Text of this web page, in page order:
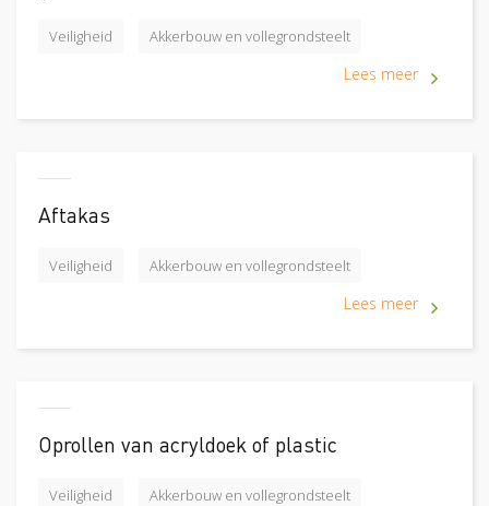
Veiligheid Akkerbouw en vollegrondsteelt
Lees meer
Aftakas
Veiligheid Akkerbouw en vollegrondsteelt
Lees meer
Oprollen van acryldoek of plastic
Veiligheid Akkerbouw en vollegrondsteelt